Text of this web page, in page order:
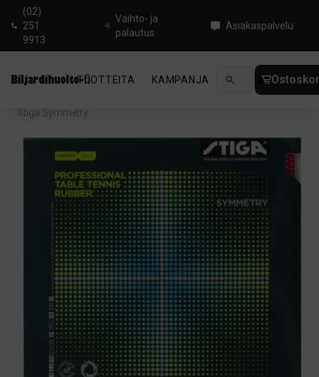
(02)
251
9913
Vaihto- ja
palautus
Asiakaspalvelu
TUOTTEITA KAMPANJA UUTUUDET
Stiga Symmetry